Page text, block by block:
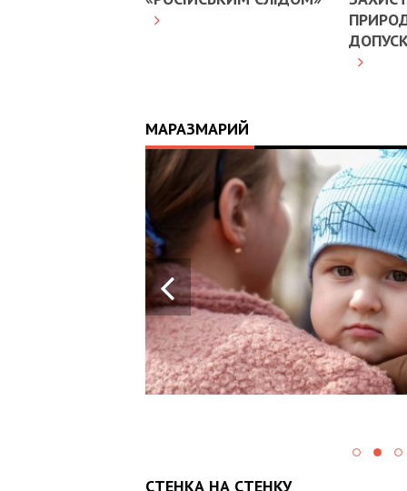
МАРАЗМАРИЙ
СТЕНКА НА СТЕНКУ